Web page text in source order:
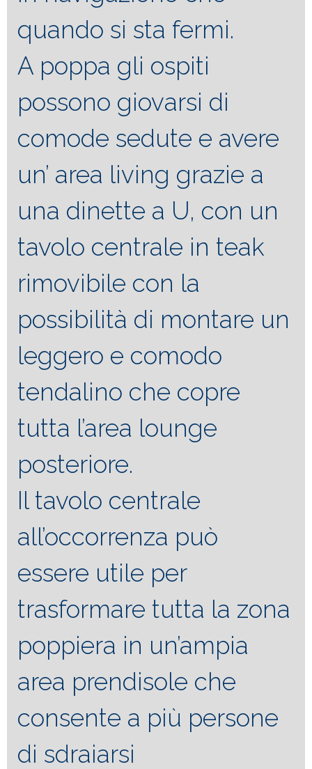
quando si sta fermi.
A poppa gli ospiti
possono giovarsi di
comode sedute e avere
un’ area living grazie a
una dinette a U, con un
tavolo centrale in teak
rimovibile con la
possibilità di montare un
leggero e comodo
tendalino che copre
tutta l’area lounge
posteriore.
Il tavolo centrale
all’occorrenza può
essere utile per
trasformare tutta la zona
poppiera in un’ampia
area prendisole che
consente a più persone
di sdraiarsi